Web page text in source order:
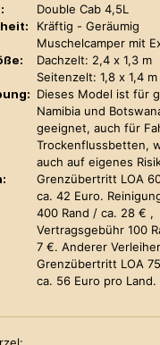
Double Cab 4,5L
Kräftig - Geräumig
Muschelcamper mit
Dachzelt: 2,4 x 1,3 m
Seitenzelt: 1,8 x 1,4 m
Dieses Model ist für
Namibia und
geeignet, auch für
Trockenflussbetten,
auch auf eigenes
Grenzübertritt LOA
ca. 42 Euro.
400 Rand / ca. 28 € ,
Vertragsgebühr 100
7 €. Anderer
Grenzübertritt LOA
ca. 56 Euro pro Land.